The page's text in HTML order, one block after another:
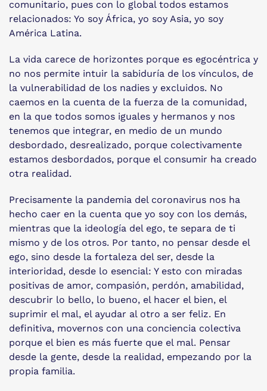
comunitario, pues con lo global todos estamos
relacionados: Yo soy África, yo soy Asia, yo soy
América Latina.
La vida carece de horizontes porque es egocéntrica y
no nos permite intuir la sabiduría de los vínculos, de
la vulnerabilidad de los nadies y excluidos. No
caemos en la cuenta de la fuerza de la comunidad,
en la que todos somos iguales y hermanos y nos
tenemos que integrar, en medio de un mundo
desbordado, desrealizado, porque colectivamente
estamos desbordados, porque el consumir ha creado
otra realidad.
Precisamente la pandemia del coronavirus nos ha
hecho caer en la cuenta que yo soy con los demás,
mientras que la ideología del ego, te separa de ti
mismo y de los otros. Por tanto, no pensar desde el
ego, sino desde la fortaleza del ser, desde la
interioridad, desde lo esencial: Y esto con miradas
positivas de amor, compasión, perdón, amabilidad,
descubrir lo bello, lo bueno, el hacer el bien, el
suprimir el mal, el ayudar al otro a ser feliz. En
definitiva, movernos con una conciencia colectiva
porque el bien es más fuerte que el mal. Pensar
desde la gente, desde la realidad, empezando por la
propia familia.